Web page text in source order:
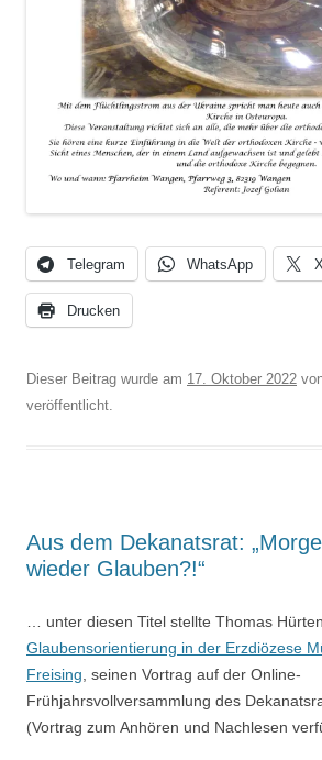
Telegram WhatsApp X
Drucken
Dieser Beitrag wurde am 17. Oktober 2022
veröffentlicht.
Aus dem Dekanatsrat:
wieder Glauben?!“
… unter diesen Titel stellte Thomas
Glaubensorientierung in der Erzdiözese
Freising , seinen Vortrag auf der Online-
Frühjahrsvollversammlung des
(Vortrag zum Anhören und Nachlesen